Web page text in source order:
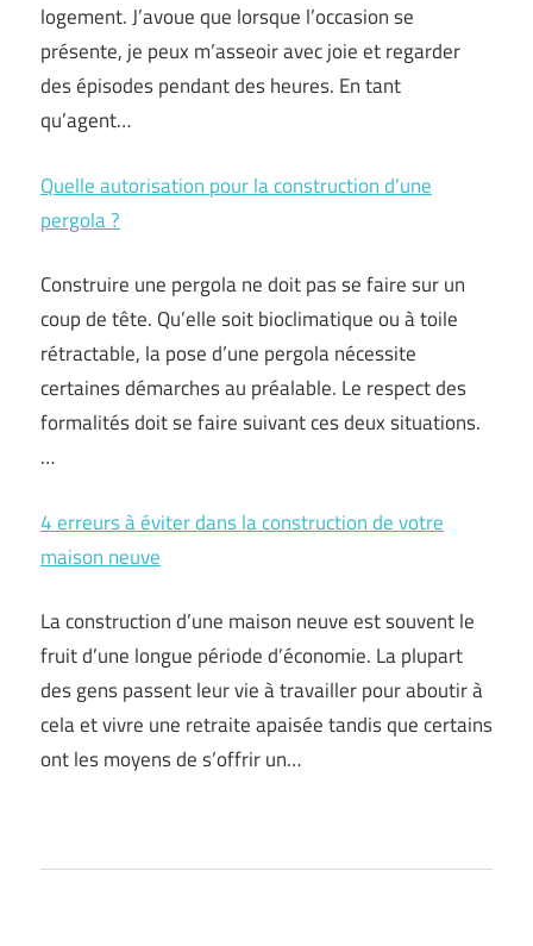
logement. J’avoue que lorsque l’occasion se
présente, je peux m’asseoir avec joie et regarder
des épisodes pendant des heures. En tant
qu’agent…
Quelle autorisation pour la construction d’une
pergola ?
Construire une pergola ne doit pas se faire sur un
coup de tête. Qu’elle soit bioclimatique ou à toile
rétractable, la pose d’une pergola nécessite
certaines démarches au préalable. Le respect des
formalités doit se faire suivant ces deux situations.
…
4 erreurs à éviter dans la construction de votre
maison neuve
La construction d’une maison neuve est souvent le
fruit d’une longue période d’économie. La plupart
des gens passent leur vie à travailler pour aboutir à
cela et vivre une retraite apaisée tandis que certains
ont les moyens de s’offrir un…